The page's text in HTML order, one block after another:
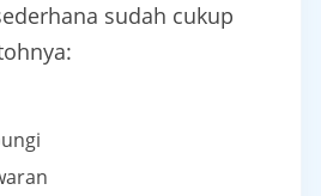
sudah cukup